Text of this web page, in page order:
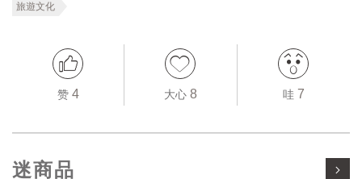
旅遊文化
赞 4 大心 8 哇 7
迷商品